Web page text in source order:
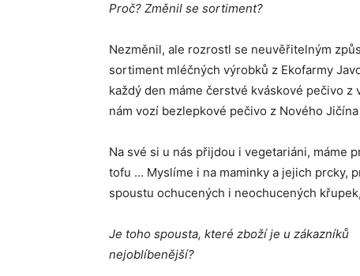
Proč? Změnil se sortiment?
Nezměnil, ale rozrostl se neuvěřitelným
sortiment mléčných výrobků z Ekofarmy
každý den máme čerstvé kváskové pečivo
nám vozí bezlepkové pečivo z Nového
Na své si u nás přijdou i vegetariáni, máme
tofu … Myslíme i na maminky a jejich prcky,
spoustu ochucených i neochucených
Je toho spousta, které zboží je u zákazníků